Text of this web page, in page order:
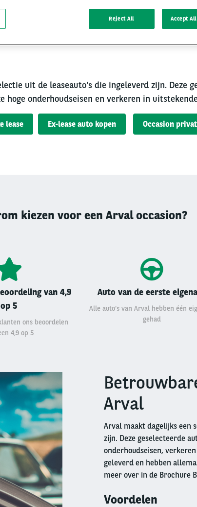
uit de leaseauto's die ingeleverd zijn. Deze
hoge onderhoudseisen en verkeren in
lease Ex-lease auto kopen Occasion
kiezen voor een Arval occasion?
van 4,9
op 5
ons beoordelen
4,9 op 5
Auto van de eerste
Alle auto’s van Arval hebben één
gehad
Right
column
Arval
Arval maakt dagelijks een
zijn. Deze geselecteerde
onderhoudseisen,
geleverd en hebben
meer over in de Brochure
Voordelen
Reject All Accept